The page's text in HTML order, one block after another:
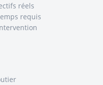
réels
requis